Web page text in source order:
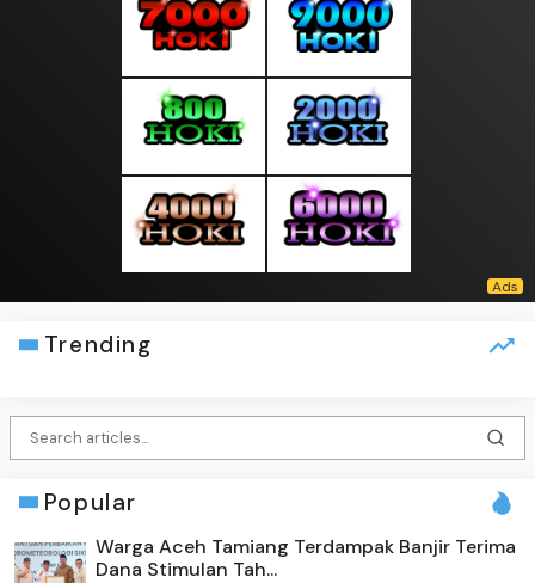
Trending
Popular
Warga Aceh Tamiang Terdampak Banjir Terima
Dana Stimulan Tah...